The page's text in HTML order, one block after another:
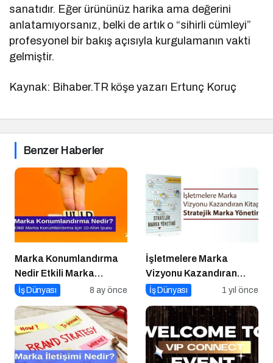
sanatıdır. Eğer ürününüz harika ama değerini
anlatamıyorsanız, belki de artık o “sihirli cümleyi”
profesyonel bir bakış açısıyla kurgulamanın vakti
gelmiştir.
Kaynak: Bihaber.TR köşe yazarı Ertunç Koruç
Benzer Haberler
Marka Konumlandırma
Nedir Etkili Marka
Konumlandırma İçin 10
İş Dünyası 8 ay önce
İşletmelere Marka
Vizyonu Kazandıran
Kitap: Stratejik Marka
İş Dünyası 1 yıl önce